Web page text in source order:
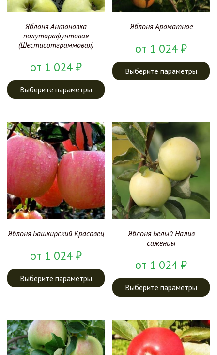
Яблоня Антоновка
полуторафунтовая
(Шестисотграммовая)
от 1 024₽
Выберите параметры
Яблоня Ароматное
от 1 024₽
Выберите параметры
Яблоня Башкирский Красавец
от 1 024₽
Выберите параметры
Яблоня Белый Налив
саженцы
от 1 024₽
Выберите параметры